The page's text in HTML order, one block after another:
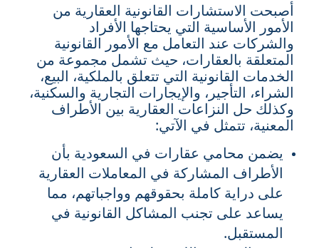
أصبحت الاستشارات القانونية العقارية من
الأمور الأساسية التي يحتاجها الأفراد
والشركات عند التعامل مع الأمور القانونية
المتعلقة بالعقارات، حيث تشمل مجموعة من
الخدمات القانونية التي تتعلق بالملكية، البيع،
الشراء، التأجير، والإيجارات التجارية والسكنية،
وكذلك حل النزاعات العقارية بين الأطراف
المعنية، تتمثل في الآتي:
يضمن محامي عقارات في السعودية بأن
الأطراف المشاركة في المعاملات العقارية
على دراية كاملة بحقوقهم وواجباتهم، مما
يساعد على تجنب المشاكل القانونية في
المستقبل.